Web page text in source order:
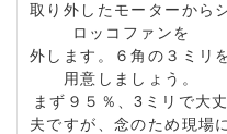
取り外したモーターから
ロッコファンを
外します。６角の３ミリ
用意しましょう。
まず９５％、3ミリで大丈
夫ですが、念のため現場に